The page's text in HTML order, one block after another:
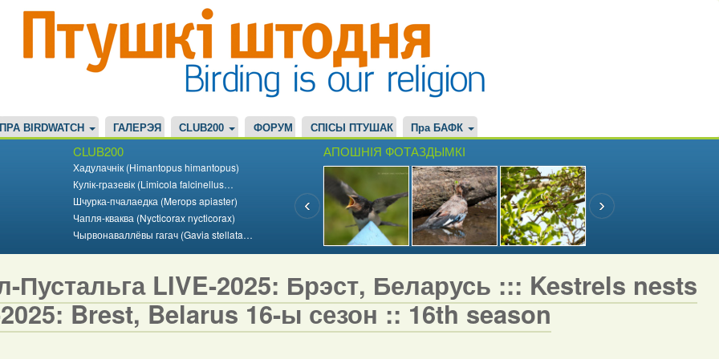
ПРА BIRDWATCH ГАЛЕРЭЯ CLUB200 ФОРУМ СПІСЫ ПТУШАК Пра БАФК
CLUB200
Хадулачнік (Himantopus himantopus)
Кулік-гразевік (Limicola falcinellus…
Шчурка-пчалаедка (Merops apiaster)
Чапля-кваква (Nycticorax nycticorax)
Чырвонаваллёвы гагач (Gavia stellata…
АПОШНІЯ ФОТАЗДЫМКІ
Пустальга LIVE-2025: Брэст, Беларусь ::: Kestrels nests
Brest, Belarus 16-ы сезон :: 16th season